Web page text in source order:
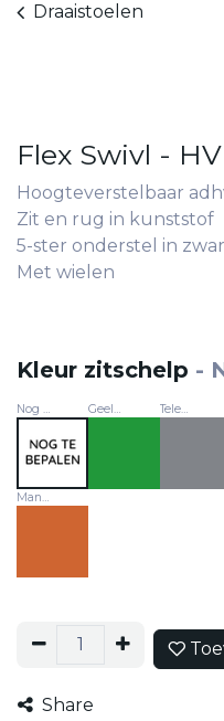
Draaistoelen
Flex Swivl -
Hoogteverstelbaar
Zit en rug in kunststof
5-ster onderstel in
Met wielen
Kleur zitschelp -
Nog te bepalen Geelgroen - RAL 6018 Telegrijs - RAL 7047
Mangohout
Share